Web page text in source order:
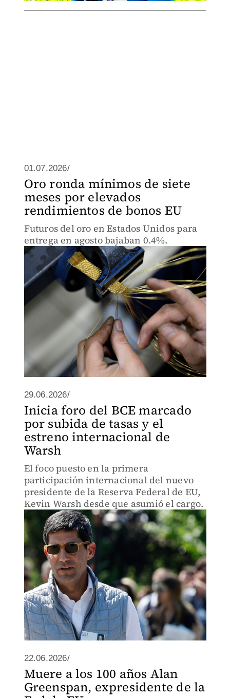
01.07.2026/
Oro ronda mínimos de siete
meses por elevados
rendimientos de bonos EU
Futuros del oro en Estados Unidos para
entrega en agosto bajaban 0.4%.
29.06.2026/
Inicia foro del BCE marcado
por subida de tasas y el
estreno internacional de
Warsh
El foco puesto en la primera
participación internacional del nuevo
presidente de la Reserva Federal de EU,
Kevin Warsh desde que asumió el cargo.
22.06.2026/
Muere a los 100 años Alan
Greenspan, expresidente de la